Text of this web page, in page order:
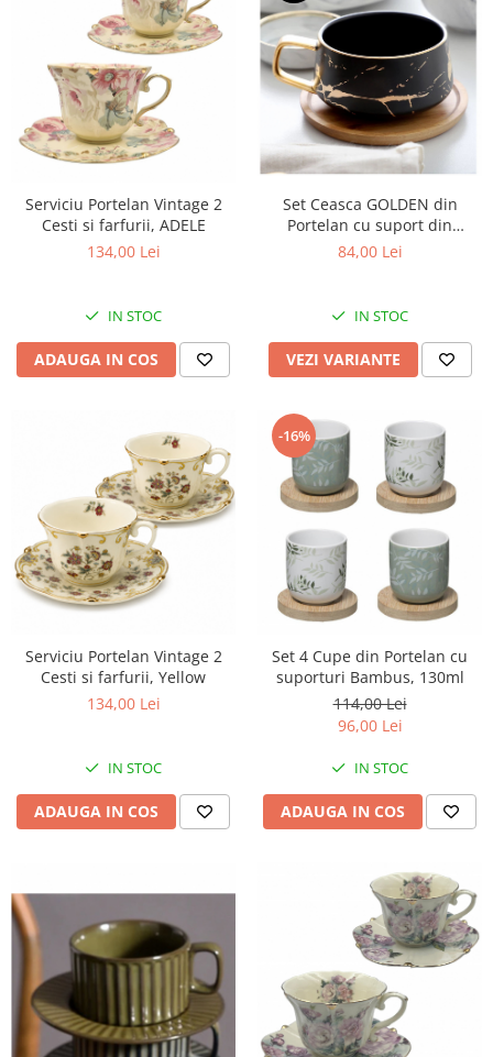
Serviciu Portelan Vintage 2
Cesti si farfurii, ADELE
134,00 Lei
IN STOC
ADAUGA IN COS
Set Ceasca GOLDEN din
Portelan cu suport din
Bambus, pentru cafea si ceai,
84,00 Lei
IN STOC
VEZI VARIANTE
Serviciu Portelan Vintage 2
Cesti si farfurii, Yellow
134,00 Lei
IN STOC
ADAUGA IN COS
-16%
Set 4 Cupe din Portelan cu
suporturi Bambus, 130ml
114,00 Lei
96,00 Lei
IN STOC
ADAUGA IN COS